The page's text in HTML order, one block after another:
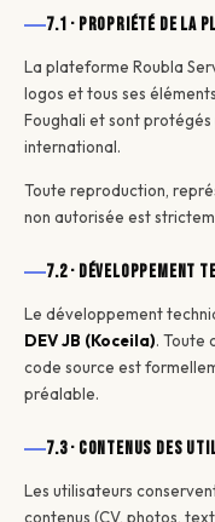
7.1 · Propriété de la
La plateforme Roubla
logos et tous ses
Foughali et sont
international.
Toute reproduction,
non autorisée est
7.2 · Développement
Le développement
DEV JB (Koceila). Toute
code source est
préalable.
7.3 · Contenus des
Les utilisateurs
contenus (CV, photos,